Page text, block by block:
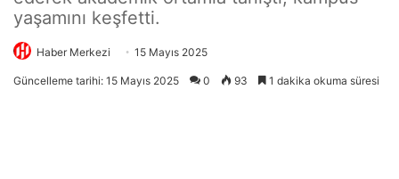
yaşamını keşfetti.
Haber Merkezi 15 Mayıs 2025
Güncelleme tarihi: 15 Mayıs 2025 0 93 1 dakika okuma süresi